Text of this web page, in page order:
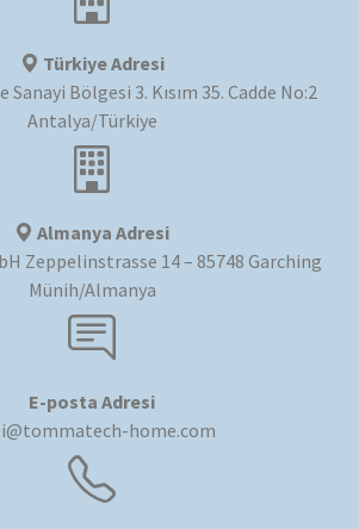
Türkiye Adresi
Bölgesi 3. Kısım 35. Cadde No:2
Antalya/Türkiye
Almanya Adresi
Zeppelinstrasse 14 – 85748 Garching
Münih/Almanya
E-posta Adresi
home.com